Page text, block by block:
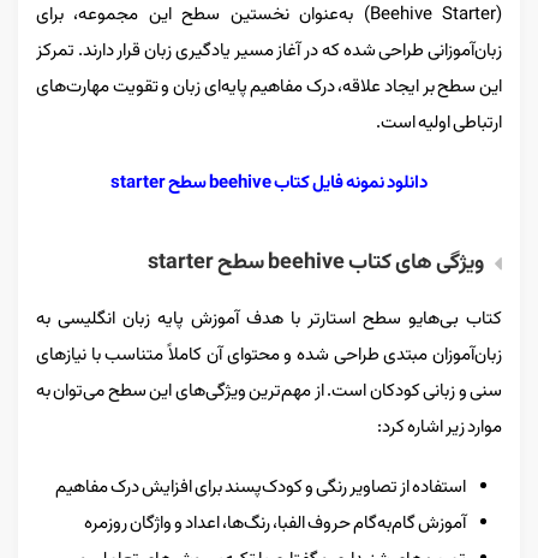
(Beehive Starter) به‌عنوان نخستین سطح این مجموعه، برای
زبان‌آموزانی طراحی شده که در آغاز مسیر یادگیری زبان قرار دارند. تمرکز
این سطح بر ایجاد علاقه، درک مفاهیم پایه‌ای زبان و تقویت مهارت‌های
ارتباطی اولیه است.
دانلود نمونه فایل کتاب beehive سطح starter
ویژگی‌ های کتاب beehive سطح starter
کتاب بی‌هایو سطح استارتر با هدف آموزش پایه زبان انگلیسی به
زبان‌آموزان مبتدی طراحی شده و محتوای آن کاملاً متناسب با نیازهای
سنی و زبانی کودکان است. از مهم‌ترین ویژگی‌های این سطح می‌توان به
موارد زیر اشاره کرد:
استفاده از تصاویر رنگی و کودک‌پسند برای افزایش درک مفاهیم
آموزش گام‌به‌گام حروف الفبا، رنگ‌ها، اعداد و واژگان روزمره